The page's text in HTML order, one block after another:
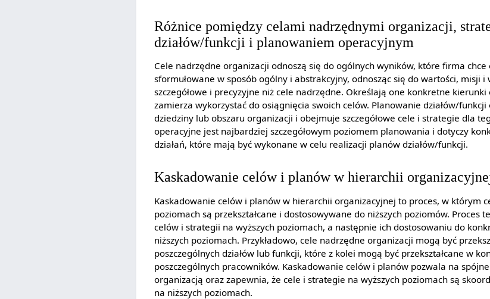
Różnice pomiędzy celami nadrzędnymi organizacji,
działów/funkcji i planowaniem operacyjnym
Cele nadrzędne organizacji odnoszą się do ogólnych wyników, które firma chce
sformułowane w sposób ogólny i abstrakcyjny, odnosząc się do wartości, misji
szczegółowe i precyzyjne niż cele nadrzędne. Określają one konkretne
zamierza wykorzystać do osiągnięcia swoich celów. Planowanie działów/
dziedziny lub obszaru organizacji i obejmuje szczegółowe cele i strategie dla
operacyjne jest najbardziej szczegółowym poziomem planowania i dotyczy
działań, które mają być wykonane w celu realizacji planów działów/funkcji.
Kaskadowanie celów i planów w hierarchii
Kaskadowanie celów i planów w hierarchii organizacyjnej to proces, w którym
poziomach są przekształcane i dostosowywane do niższych poziomów. Proces
celów i strategii na wyższych poziomach, a następnie ich dostosowaniu do
niższych poziomach. Przykładowo, cele nadrzędne organizacji mogą być
poszczególnych działów lub funkcji, które z kolei mogą być przekształcane w
poszczególnych pracowników. Kaskadowanie celów i planów pozwala na
organizacją oraz zapewnia, że cele i strategie na wyższych poziomach są
na niższych poziomach.